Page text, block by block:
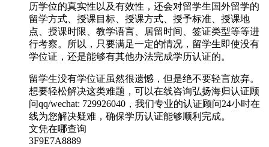
历学位的真实性以及有效性，还会对留学生国外留学的
留学方式、授课目标、授课方式、授予标准、授课地
点、授课时限、教学语言、居留时间、签证类型等等进
行考察。所以，只要满足一定的情况，留学生即使没有
学位证，还是能够有其他办法完成学历认证的。
留学生没有学位证虽然很遗憾，但是绝不要轻言放弃。
想要轻松解决这类难题，可以在线咨询弘扬海归认证顾
问qq/wechat: 729926040，我们专业的认证顾问24小时在
线为您解决疑难，确保学历认证能够顺利完成。
文凭在哪查询
3F9E7A8889